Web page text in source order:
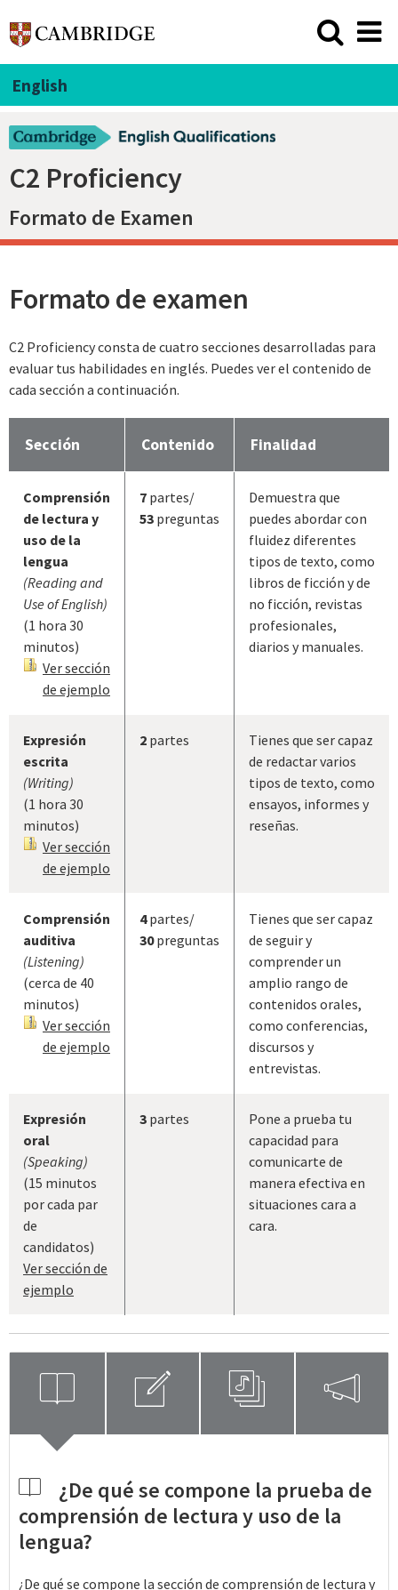
English
C2 Proficiency
Formato de Examen
Formato de examen
C2 Proficiency consta de cuatro secciones desarrolladas para
evaluar tus habilidades en inglés. Puedes ver el contenido de
cada sección a continuación.
Sección Contenido Finalidad
Comprensión
de lectura y
uso de la
lengua
(Reading and
Use of English)
(1 hora 30
minutos)
Ver sección
de ejemplo
7 partes/
53 preguntas
Demuestra que
puedes abordar con
fluidez diferentes
tipos de texto, como
libros de ficción y de
no ficción, revistas
profesionales,
diarios y manuales.
Expresión
escrita
(Writing)
(1 hora 30
minutos)
Ver sección
de ejemplo
2 partes
Tienes que ser capaz
de redactar varios
tipos de texto, como
ensayos, informes y
reseñas.
Comprensión
auditiva
(Listening)
(cerca de 40
minutos)
Ver sección
de ejemplo
4partes/
30preguntas
Tienes que ser capaz
de seguir y
comprender un
amplio rango de
contenidos orales,
como conferencias,
discursos y
entrevistas.
Expresión
oral
(Speaking)
(15 minutos
por cada par
de
candidatos)
Ver sección de
ejemplo
3 partes
Pone a prueba tu
capacidad para
comunicarte de
manera efectiva en
situaciones cara a
cara.
openbook compose playlist megaphone
openbook
¿De qué se compone la prueba de
comprensión de lectura y uso de la
lengua?
¿De qué se compone la sección de comprensión de lectura y